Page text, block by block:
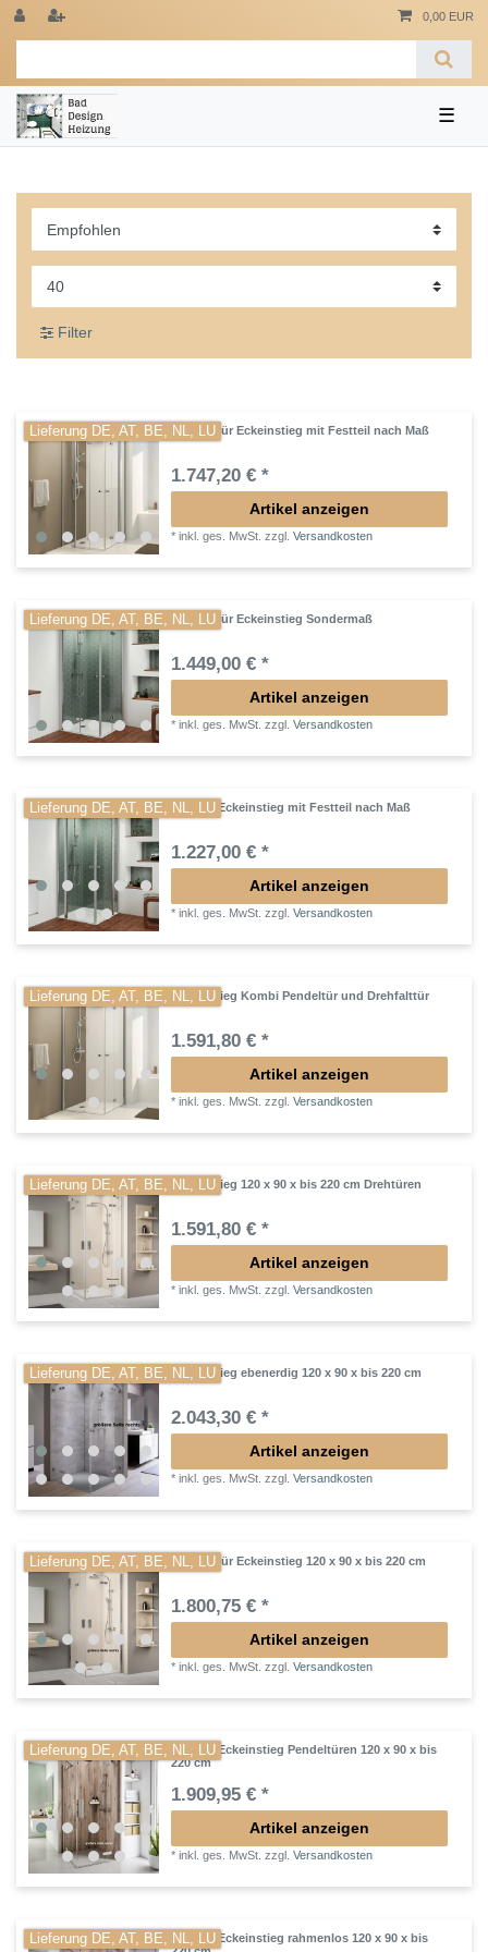
0,00 EUR
☰
Filter
Lieferung DE, AT, BE, NL, LUDrehfalttür Eckeinstieg mit Festteil nach Maß
1.747,20 € *
Artikel anzeigen
*inkl. ges. MwSt. zzgl.Versandkosten
Lieferung DE, AT, BE, NL, LUDrehfalttür Eckeinstieg Sondermaß
1.449,00 € *
Artikel anzeigen
*inkl. ges. MwSt. zzgl.Versandkosten
Lieferung DE, AT, BE, NL, LUDusche Eckeinstieg mit Festteil nach Maß
1.227,00 € *
Artikel anzeigen
*inkl. ges. MwSt. zzgl.Versandkosten
Lieferung DE, AT, BE, NL, LUEckeinstieg Kombi Pendeltür und Drehfalttür
1.591,80 € *
Artikel anzeigen
*inkl. ges. MwSt. zzgl.Versandkosten
Lieferung DE, AT, BE, NL, LUEckeinstieg 120 x 90 x bis 220 cm Drehtüren
1.591,80 € *
Artikel anzeigen
*inkl. ges. MwSt. zzgl.Versandkosten
Lieferung DE, AT, BE, NL, LUEckeinstieg ebenerdig 120 x 90 x bis 220 cm
2.043,30 € *
Artikel anzeigen
*inkl. ges. MwSt. zzgl.Versandkosten
Lieferung DE, AT, BE, NL, LUDrehfalttür Eckeinstieg 120 x 90 x bis 220 cm
1.800,75 € *
Artikel anzeigen
*inkl. ges. MwSt. zzgl.Versandkosten
Lieferung DE, AT, BE, NL, LUDusche Eckeinstieg Pendeltüren 120 x 90 x bis
220 cm
1.909,95 € *
Artikel anzeigen
*inkl. ges. MwSt. zzgl.Versandkosten
Lieferung DE, AT, BE, NL, LUDusche Eckeinstieg rahmenlos 120 x 90 x bis